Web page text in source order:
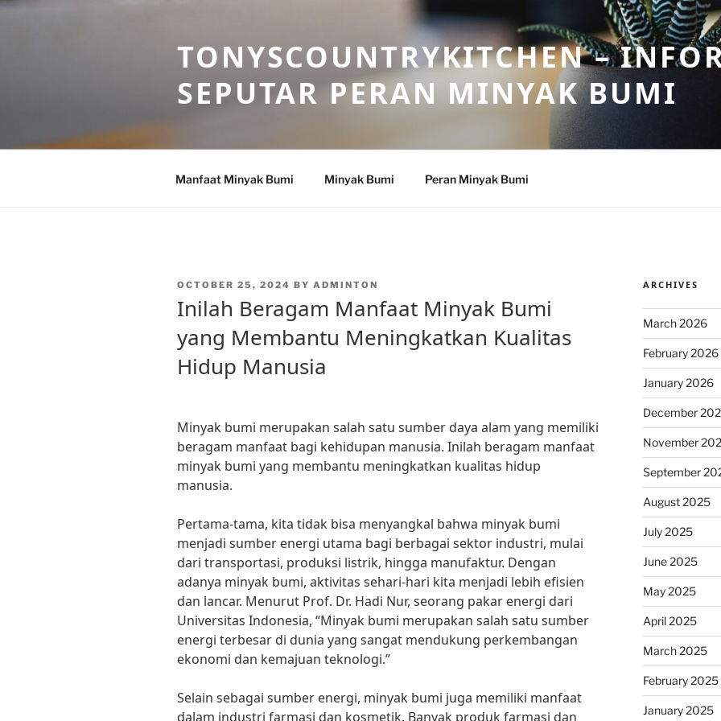
Skip
TONYSCOUNTRYKITCHEN –
SEPUTAR PERAN MINYAK BUMI
Manfaat Minyak Bumi Minyak Bumi Peran Minyak Bumi
POSTED
OCTOBER 25, 2024 BY ADMINTON
Inilah Beragam Manfaat Minyak Bumi
yang Membantu Meningkatkan Kualitas
Hidup Manusia
Minyak bumi merupakan salah satu sumber daya alam yang memiliki
beragam manfaat bagi kehidupan manusia. Inilah beragam manfaat
minyak bumi yang membantu meningkatkan kualitas hidup
manusia.
Pertama-tama, kita tidak bisa menyangkal bahwa minyak bumi
menjadi sumber energi utama bagi berbagai sektor industri, mulai
dari transportasi, produksi listrik, hingga manufaktur. Dengan
adanya minyak bumi, aktivitas sehari-hari kita menjadi lebih efisien
dan lancar. Menurut Prof. Dr. Hadi Nur, seorang pakar energi dari
Universitas Indonesia, “Minyak bumi merupakan salah satu sumber
energi terbesar di dunia yang sangat mendukung perkembangan
ekonomi dan kemajuan teknologi.”
Selain sebagai sumber energi, minyak bumi juga memiliki manfaat
dalam industri farmasi dan kosmetik. Banyak produk farmasi dan
ARCHIVES
March 2026
February 2026
January 2026
December
November
September
August 2025
July 2025
June 2025
May 2025
April 2025
March 2025
February 2025
January 2025